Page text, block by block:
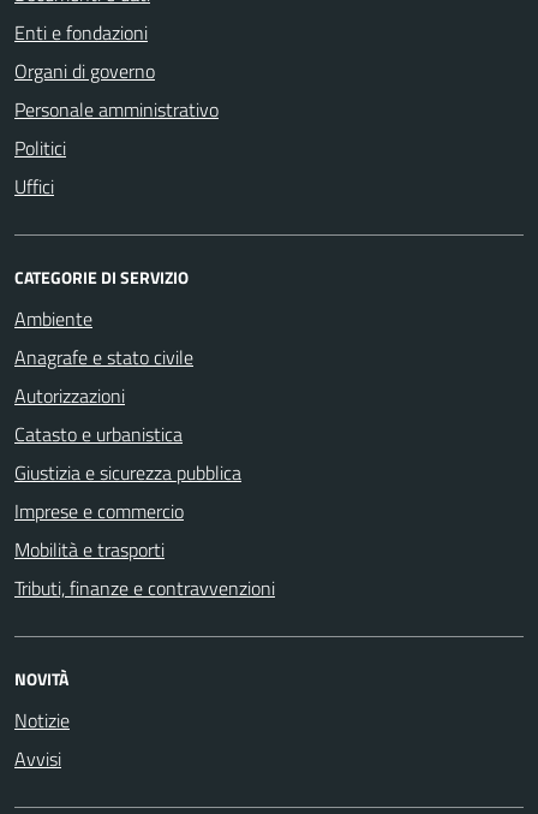
Enti e fondazioni
Organi di governo
Personale amministrativo
Politici
Uffici
CATEGORIE DI SERVIZIO
Ambiente
Anagrafe e stato civile
Autorizzazioni
Catasto e urbanistica
Giustizia e sicurezza pubblica
Imprese e commercio
Mobilità e trasporti
Tributi, finanze e contravvenzioni
NOVITÀ
Notizie
Avvisi